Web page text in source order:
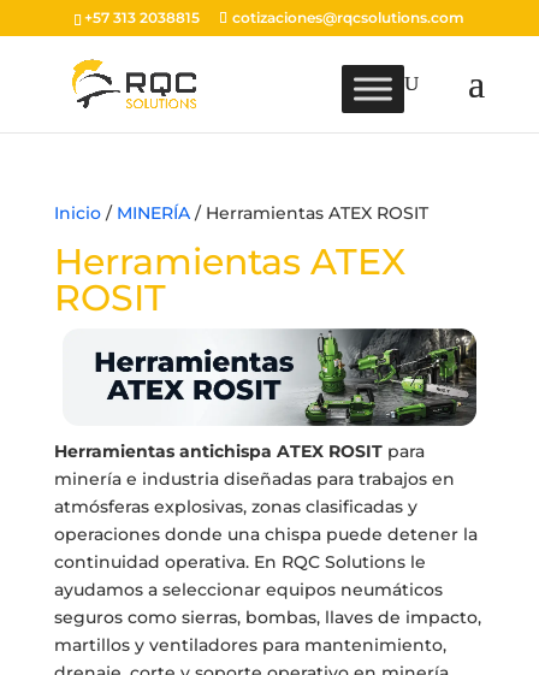
+57 313 2038815 cotizaciones@rqcsolutions.com
Inicio/ MINERÍA/ Herramientas ATEX ROSIT
Herramientas ATEX
ROSIT
Herramientas antichispa ATEX ROSITpara
minería e industria diseñadas para trabajos en
atmósferas explosivas, zonas clasificadas y
operaciones donde una chispa puede detener la
continuidad operativa. En RQC Solutions le
ayudamos a seleccionar equipos neumáticos
seguros como sierras, bombas, llaves de impacto,
martillos y ventiladores para mantenimiento,